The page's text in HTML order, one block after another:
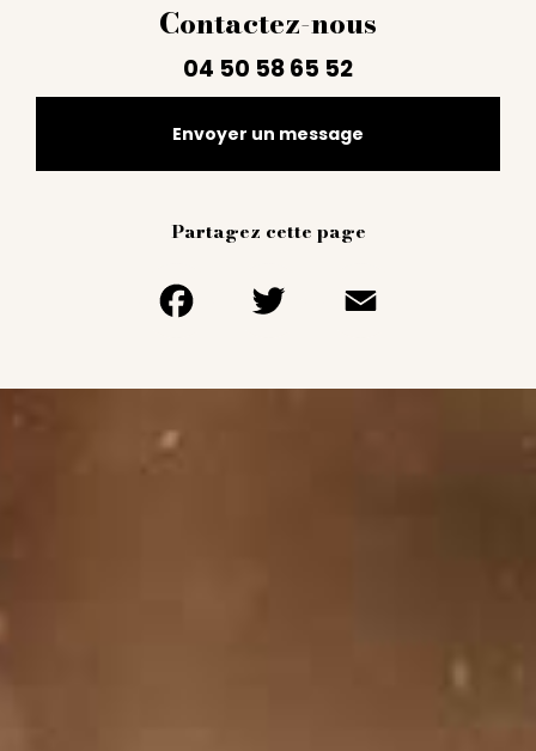
Contactez-nous
04 50 58 65 52
Envoyer un message
Partagez cette page